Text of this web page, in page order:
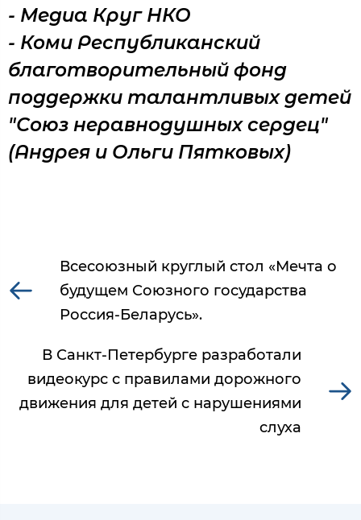
- Медиа Круг НКО
- Коми Республиканский
благотворительный фонд
поддержки талантливых детей
"Союз неравнодушных сердец"
(Андрея и Ольги Пятковых)
Всесоюзный круглый стол «Мечта о
будущем Союзного государства
Россия-Беларусь».
В Санкт-Петербурге разработали
видеокурс с правилами дорожного
движения для детей с нарушениями
слуха